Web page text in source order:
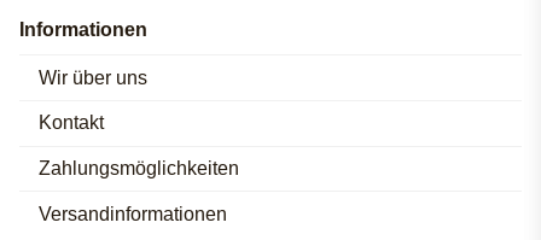
Informationen
Wir über uns
Kontakt
Zahlungsmöglichkeiten
Versandinformationen